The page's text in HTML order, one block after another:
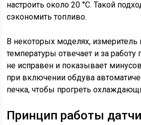
настроить около 20 °C. Такой
сэкономить топливо.
В некоторых моделях,
температуры отвечает и за работу
не исправен и показывает
при включении обдува
печка, чтобы прогреть
Принцип работы